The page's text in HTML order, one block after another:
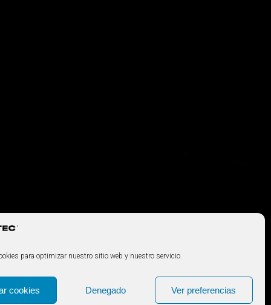
para optimizar nuestro sitio web y nuestro servicio.
cookies Denegado Ver preferencias